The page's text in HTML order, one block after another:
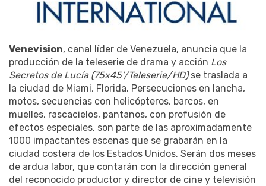
Venevision, canal líder de Venezuela, anuncia que la
producción de la teleserie de drama y acción Los
Secretos de Lucía (75x45’/Teleserie/HD)se traslada a
la ciudad de Miami, Florida. Persecuciones en lancha,
motos, secuencias con helicópteros, barcos, en
muelles, rascacielos, pantanos, con profusión de
efectos especiales, son parte de las aproximadamente
1000 impactantes escenas que se grabarán en la
ciudad costera de los Estados Unidos. Serán dos meses
de ardua labor, que contarán con la dirección general
del reconocido productor y director de cine y televisión